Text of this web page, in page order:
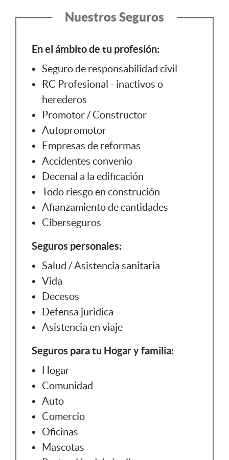
Nuestros Seguros
En el ámbito de tu profesión:
Seguro de responsabilidad civil
RC Profesional - inactivos o
herederos
Promotor / Constructor
Autopromotor
Empresas de reformas
Accidentes convenio
Decenal a la edificación
Todo riesgo en construción
Afianzamiento de cantidades
Ciberseguros
Seguros personales:
Salud / Asistencia sanitaria
Vida
Decesos
Defensa juridica
Asistencia en viaje
Seguros para tu Hogar y familia:
Hogar
Comunidad
Auto
Comercio
Oficinas
Mascotas